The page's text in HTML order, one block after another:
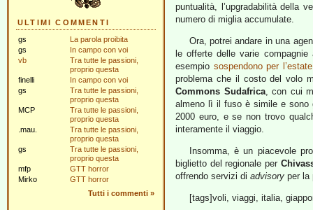
ULTIMI COMMENTI
gs
La parola proibita
gs
In campo con voi
vb
Tra tutte le passioni,
proprio questa
finelli
In campo con voi
gs
Tra tutte le passioni,
proprio questa
MCP
Tra tutte le passioni,
proprio questa
.mau.
Tra tutte le passioni,
proprio questa
gs
Tra tutte le passioni,
proprio questa
mfp
GTT horror
Mirko
GTT horror
Tutti i commenti »
puntualità, l’upgradabilità della
numero di miglia accumulate.
Ora, potrei andare in una
le offerte delle varie
esempio sospendono per
problema che il costo del volo
Commons Sudafrica, con cui
almeno lì il fuso è simile e sono
2000 euro, e se non trovo
interamente il viaggio.
Insomma, è un piacevole
biglietto del regionale per
offrendo servizi di advisory per la
[tags]voli, viaggi, italia,